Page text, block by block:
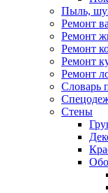
Пыль,
Ремонт
Ремонт
Ремонт
Ремонт
Ремонт
Словарь
Стены